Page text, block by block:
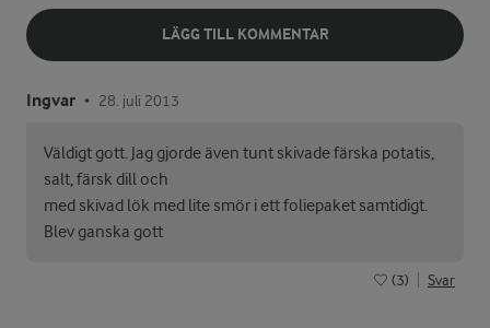
LÄGG TILL KOMMENTAR
Ingvar • 28. juli 2013
Väldigt gott. Jag gjorde även tunt skivade färska potatis,
salt, färsk dill och
med skivad lök med lite smör i ett foliepaket samtidigt.
Blev ganska gott
(3) Svar